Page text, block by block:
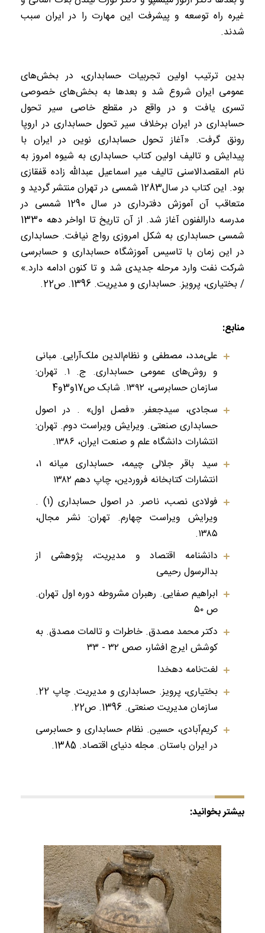
غیره راه توسعه و پیشرفت این مهارت را در ایران سبب
شدند.
بدین ترتیب اولین تجربیات‏ حسابداری، در بخش‌های
عمومی ایران‏ شروع شد و بعدها به بخش‌های خصوصی‏
تسری یافت و در واقع در مقطع خاصی‏ سیر تحول
حسابداری در ایران برخلاف‏ سیر تحول حسابداری در اروپا
رونق گرفت. «آغاز تحول حسابداری نوین در ایران با
پیدایش و تالیف اولین کتاب حسابداری به‏ شیوه امروز به
نام المقصد‌الاسنی تالیف‏ میر اسماعیل عبدالله ‏زاده قفقازی
بود. این‏ کتاب در سال1283 شمسی در تهران منتشر گردید و
متعاقب آن آموزش دفترداری در سال‏ 1290 شمسی در
مدرسه دارالفنون آغاز شد. از آن تاریخ تا اواخر دهه 1330
شمسی حسابداری به شکل امروزی رواج نیافت. حسابداری
در این زمان با تاسیس آموزشگاه حسابداری و حسابرسی
شرکت نفت وارد مرحله جدیدی شد و تا کنون ادامه دارد.»
/ بختیاری، پرویز. حسابداری و مدیریت. 1396. ص22.
منابع:
علی‌مدد، مصطفی و نظام‌الدین ملک‌آرایی. مبانی
و روش‌های عمومی حسابداری. ج. ۱. تهران:
سازمان حسابرسی، ۱۳۹۲. شابک ‎ص17و3و4
سجادی، سیدجعفر. «فصل اول» . در اصول
حسابداری صنعتی. ویرایش ویراست دوم. تهران:
انتشارات دانشگاه علم و صنعت ایران، ۱۳۸۶.
سید باقر جلالی چیمه، حسابداری میانه ۱،
انتشارات کتابخانه فروردین، چاپ دهم ۱۳۸۲
فولادی نصب، ناصر. در اصول حسابداری (۱) .
ویرایش ویراست چهارم. تهران: نشر مجال،
۱۳۸۵.
دانشنامه اقتصاد و مدیریت، پژوهشی از
بدالرسول رحیمی
ابراهیم صفایی. رهبران مشروطه دوره اول تهران.
ص ۵۰
دکتر محمد مصدق. خاطرات و تالمات مصدق. به
کوشش ایرج افشار، صص ۳۲ - ۳۳
لغت‌نامه دهخدا
بختیاری، پرویز. حسابداری و مدیریت. چاپ 22.
سازمان مدیریت صنعتی. 1396. ص22.
کریم‌آبادی، حسین. نظام حسابداری و حسابرسی
در ایران باستان. مجله دنیای اقتصاد. 1385.
بیشتر بخوانید: